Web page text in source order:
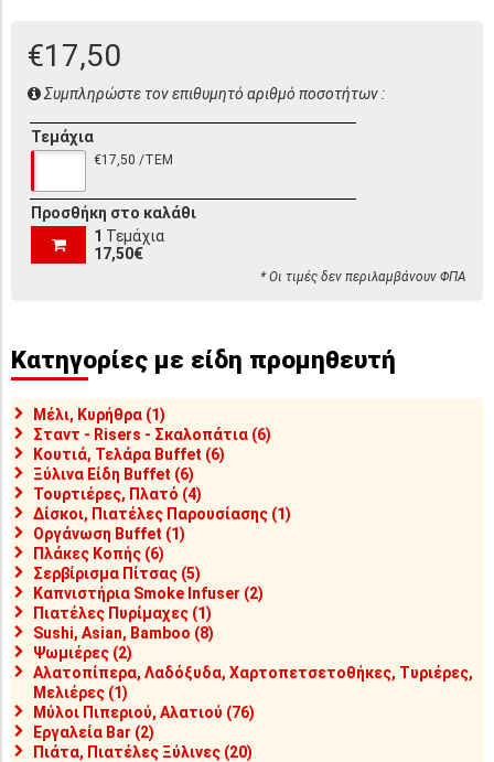
€17,50
Συμπληρώστε τον επιθυμητό αριθμό ποσοτήτων :
Τεμάχια
€17,50 /ΤΕΜ
Προσθήκη στο καλάθι
1 Τεμάχια
17,50€
* Οι τιμές δεν περιλαμβάνουν ΦΠΑ
Κατηγορίες με είδη προμηθευτή
Μέλι, Κυρήθρα (1)
Σταντ - Risers - Σκαλοπάτια (6)
Κουτιά, Τελάρα Buffet (6)
Ξύλινα Είδη Buffet (6)
Τουρτιέρες, Πλατό (4)
Δίσκοι, Πιατέλες Παρουσίασης (1)
Οργάνωση Buffet (1)
Πλάκες Κοπής (6)
Σερβίρισμα Πίτσας (5)
Καπνιστήρια Smoke Infuser (2)
Πιατέλες Πυρίμαχες (1)
Sushi, Asian, Bamboo (8)
Ψωμιέρες (2)
Αλατοπίπερα, Λαδόξυδα, Χαρτοπετσετοθήκες, Τυριέρες,
Μελιέρες (1)
Μύλοι Πιπεριού, Αλατιού (76)
Εργαλεία Bar (2)
Πιάτα, Πιατέλες Ξύλινες (20)